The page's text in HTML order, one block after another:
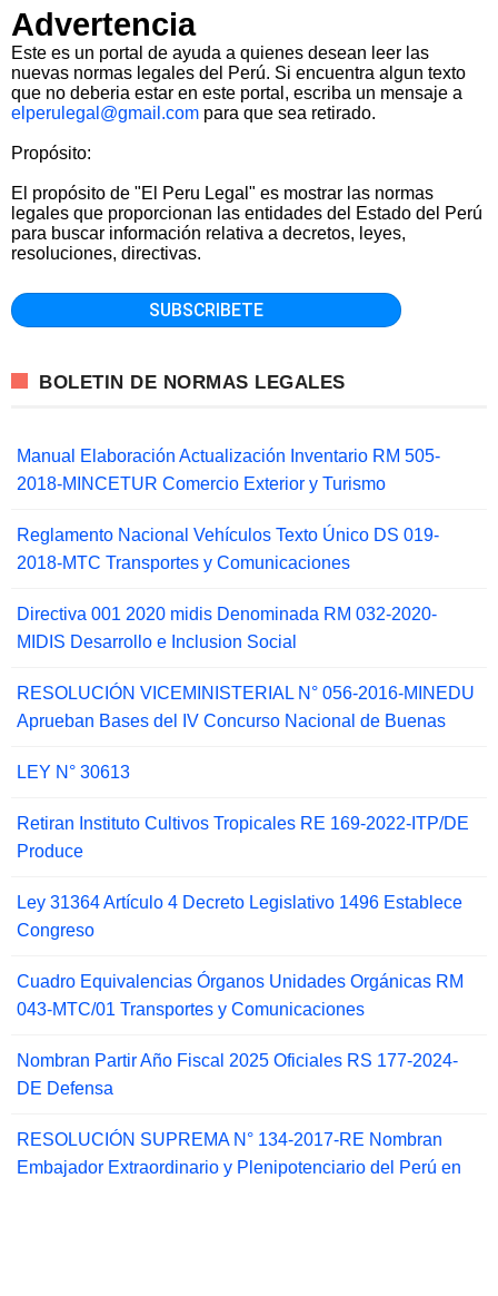
Advertencia
Este es un portal de ayuda a quienes desean leer las
nuevas normas legales del Perú. Si encuentra algun texto
que no deberia estar en este portal, escriba un mensaje a
elperulegal@gmail.com para que sea retirado.
Propósito:
El propósito de "El Peru Legal" es mostrar las normas
legales que proporcionan las entidades del Estado del Perú
para buscar información relativa a decretos, leyes,
resoluciones, directivas.
BOLETIN DE NORMAS LEGALES
Manual Elaboración Actualización Inventario RM 505-
2018-MINCETUR Comercio Exterior y Turismo
Reglamento Nacional Vehículos Texto Único DS 019-
2018-MTC Transportes y Comunicaciones
Directiva 001 2020 midis Denominada RM 032-2020-
MIDIS Desarrollo e Inclusion Social
RESOLUCIÓN VICEMINISTERIAL N° 056-2016-MINEDU
Aprueban Bases del IV Concurso Nacional de Buenas
LEY N° 30613
Retiran Instituto Cultivos Tropicales RE 169-2022-ITP/DE
Produce
Ley 31364 Artículo 4 Decreto Legislativo 1496 Establece
Congreso
Cuadro Equivalencias Órganos Unidades Orgánicas RM
043-MTC/01 Transportes y Comunicaciones
Nombran Partir Año Fiscal 2025 Oficiales RS 177-2024-
DE Defensa
RESOLUCIÓN SUPREMA N° 134-2017-RE Nombran
Embajador Extraordinario y Plenipotenciario del Perú en